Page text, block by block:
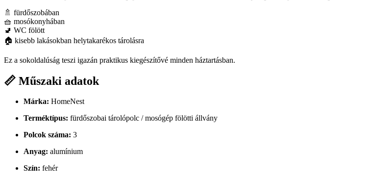
🚿 fürdőszobában
🧺 mosókonyhában
🚽 WC fölött
🏠 kisebb lakásokban helytakarékos tárolásra
Ez a sokoldalúság teszi igazán praktikus kiegészítővé minden háztartásban.
📏 Műszaki adatok
Márka: HomeNest
Terméktípus: fürdőszobai tárolópolc / mosógép fölötti állvány
Polcok száma: 3
Anyag: alumínium
Szín: fehér